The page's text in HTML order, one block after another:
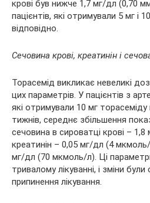
крові був нижче 1,7 мг/дл (0,70
пацієнтів, які отримували 5 мг і
відповідно.
Сечовина крові, креатинін і
Торасемід викликає невеликі
цих параметрів. У пацієнтів з
які отримували 10 мг
тижнів, середнє збільшення
сечовина в сироватці крові –
креатинін – 0,05 мг/дл (4
мг/дл (70 мкмоль/л). Ці
тривалому лікуванні, і зміни
припинення лікування.